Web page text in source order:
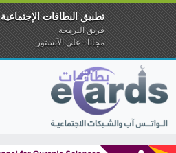
تطبيق البطاقات الإجتماعية
فريق البرمجة
مجانا - على الآبستور